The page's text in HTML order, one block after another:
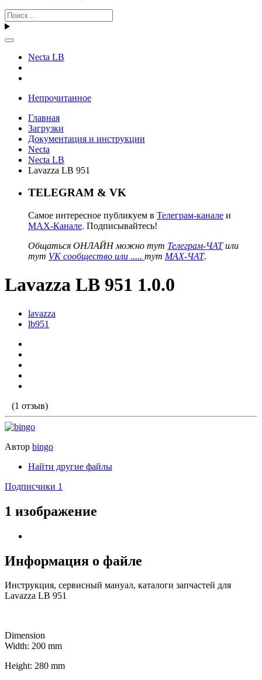
Necta LB
Непрочитанное
Главная
Загрузки
Документация и инструкции
Necta
Necta LB
Lavazza LB 951
TELEGRAM & VK
Самое интересное публикуем в Телеграм-канале и
MAX-Канале. Подписывайтесь!
Общаться ОНЛАЙН можно тут Телеграм-ЧАТили
тут VK сообщество или ..... тут MAX-ЧАТ.
Lavazza LB 951 1.0.0
lavazza
lb951
(1 отзыв)
Автор bingo
Найти другие файлы
Подписчики 1
1 изображение
Информация о файле
Инструкция, сервисный мануал, каталоги запчастей для
Lavazza LB 951
Dimension
Width: 200 mm
Height: 280 mm